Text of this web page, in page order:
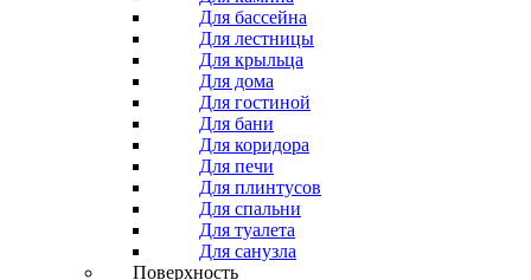
Для бассейна
Для лестницы
Для крыльца
Для дома
Для гостиной
Для бани
Для коридора
Для печи
Для плинтусов
Для спальни
Для туалета
Для санузла
Поверхность